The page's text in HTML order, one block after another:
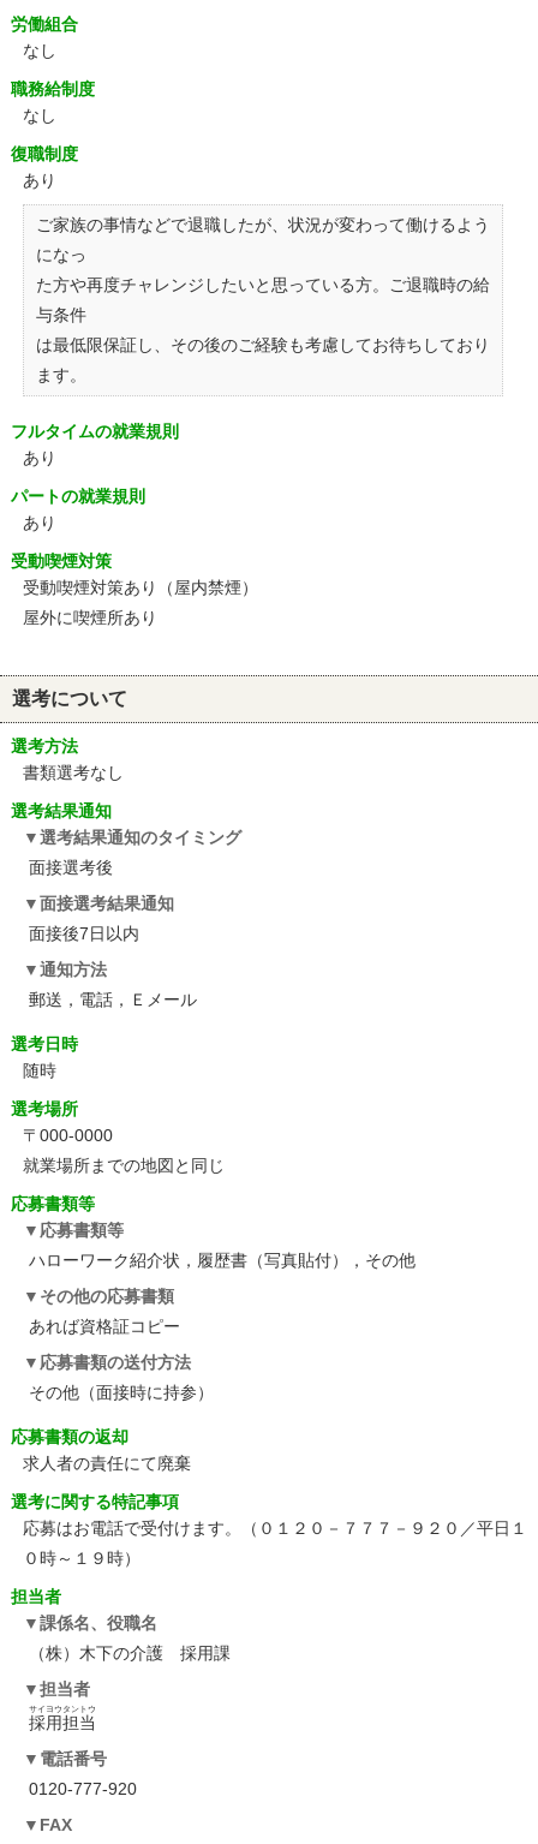
労働組合
なし
職務給制度
なし
復職制度
あり
ご家族の事情などで退職したが、状況が変わって働けるよう
になっ
た方や再度チャレンジしたいと思っている方。ご退職時の給
与条件
は最低限保証し、その後のご経験も考慮してお待ちしており
ます。
フルタイムの就業規則
あり
パートの就業規則
あり
受動喫煙対策
受動喫煙対策あり（屋内禁煙）
屋外に喫煙所あり
選考について
選考方法
書類選考なし
選考結果通知
選考結果通知のタイミング
面接選考後
面接選考結果通知
面接後7日以内
通知方法
郵送，電話，Ｅメール
選考日時
随時
選考場所
〒000-0000
就業場所までの地図と同じ
応募書類等
応募書類等
ハローワーク紹介状，履歴書（写真貼付），その他
その他の応募書類
あれば資格証コピー
応募書類の送付方法
その他（面接時に持参）
応募書類の返却
求人者の責任にて廃棄
選考に関する特記事項
応募はお電話で受付けます。（０１２０－７７７－９２０／平日１
０時～１９時）
担当者
課係名、役職名
（株）木下の介護 採用課
担当者
採用担当
サイヨウタントウ
電話番号
0120-777-920
FAX